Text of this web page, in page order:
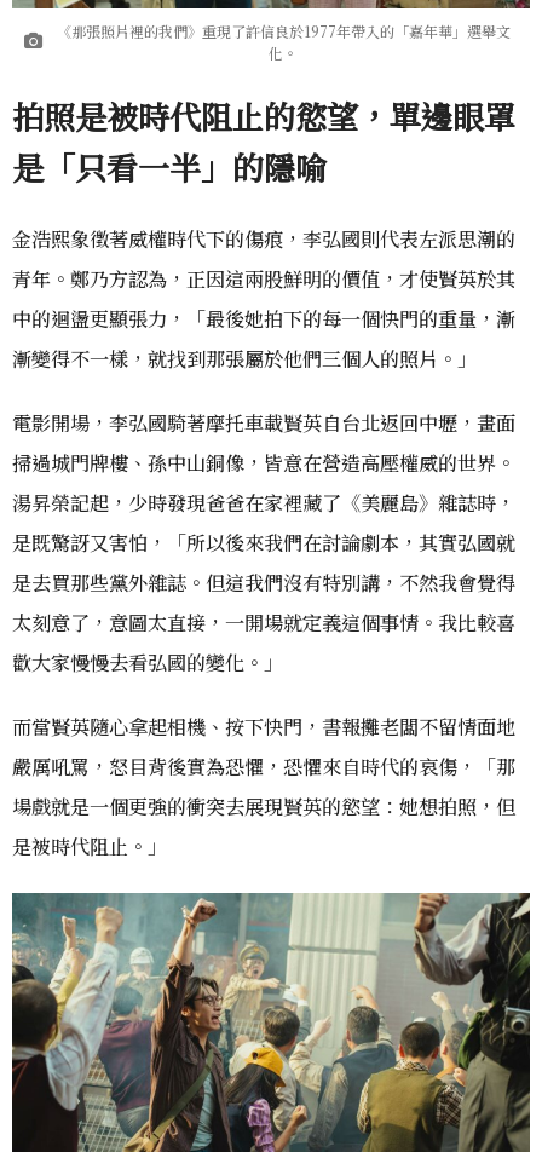
《那張照片裡的我們》重現了許信良於1977年帶入的「嘉年華」選舉文
化。
拍照是被時代阻止的慾望，單邊眼罩
是「只看一半」的隱喻
金浩熙象徵著威權時代下的傷痕，李弘國則代表左派思潮的
青年。鄭乃方認為，正因這兩股鮮明的價值，才使賢英於其
中的迴盪更顯張力，「最後她拍下的每一個快門的重量，漸
漸變得不一樣，就找到那張屬於他們三個人的照片。」
電影開場，李弘國騎著摩托車載賢英自台北返回中壢，畫面
掃過城門牌樓、孫中山銅像，皆意在營造高壓權威的世界。
湯昇榮記起，少時發現爸爸在家裡藏了《美麗島》雜誌時，
是既驚訝又害怕，「所以後來我們在討論劇本，其實弘國就
是去買那些黨外雜誌。但這我們沒有特別講，不然我會覺得
太刻意了，意圖太直接，一開場就定義這個事情。我比較喜
歡大家慢慢去看弘國的變化。」
而當賢英隨心拿起相機、按下快門，書報攤老闆不留情面地
嚴厲吼罵，怒目背後實為恐懼，恐懼來自時代的哀傷，「那
場戲就是一個更強的衝突去展現賢英的慾望：她想拍照，但
是被時代阻止。」